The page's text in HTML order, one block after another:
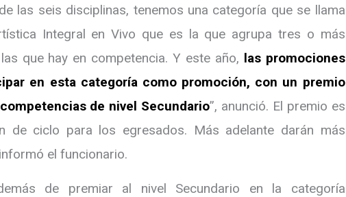
las seis disciplinas, tenemos una categoría que se llama
Integral en Vivo que es la que agrupa tres o más
que hay en competencia. Y este año, las promociones
en esta categoría como promoción, con un premio
de nivel Secundario”, anunció. El premio es
de ciclo para los egresados. Más adelante darán más
el funcionario.
de premiar al nivel Secundario en la categoría